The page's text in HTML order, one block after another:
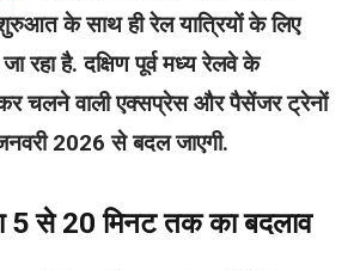
के साथ ही रेल यात्रियों के लिए
रहा है. दक्षिण पूर्व मध्य रेलवे के
चलने वाली एक्सप्रेस और पैसेंजर ट्रेनों
2026 से बदल जाएगी.
5 से 20 मिनट तक का बदलाव